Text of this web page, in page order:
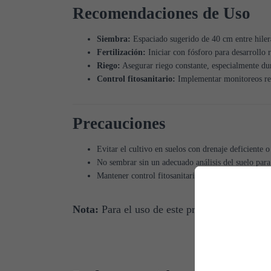
Recomendaciones de Uso
Siembra: Espaciado sugerido de 40 cm entre
Fertilización: Iniciar con fósforo para desarrollo
Riego: Asegurar riego constante, especialmente
Control fitosanitario: Implementar monitoreos
Precauciones
Evitar el cultivo en suelos con drenaje deficiente
No sembrar sin un adecuado análisis del suelo
Mantener control fitosanitario constante,
Nota: Para el uso de este producto,